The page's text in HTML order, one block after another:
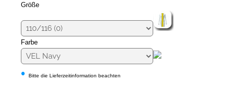
Größe
Farbe
• Bitte die Lieferzeitinformation beachten